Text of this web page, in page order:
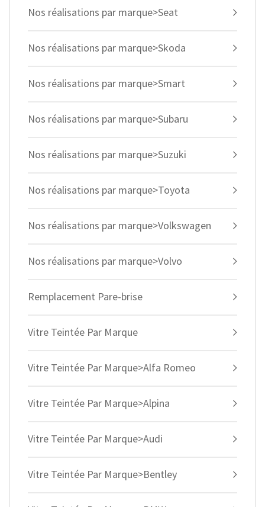
Nos réalisations par marque>Seat
Nos réalisations par marque>Skoda
Nos réalisations par marque>Smart
Nos réalisations par marque>Subaru
Nos réalisations par marque>Suzuki
Nos réalisations par marque>Toyota
Nos réalisations par marque>Volkswagen
Nos réalisations par marque>Volvo
Remplacement Pare-brise
Vitre Teintée Par Marque
Vitre Teintée Par Marque>Alfa Romeo
Vitre Teintée Par Marque>Alpina
Vitre Teintée Par Marque>Audi
Vitre Teintée Par Marque>Bentley